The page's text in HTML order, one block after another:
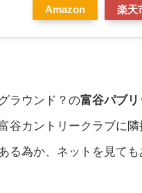
Amazon 楽天
ラウンド？の富谷パブリ
谷カントリークラブに
る為か、ネットを見て